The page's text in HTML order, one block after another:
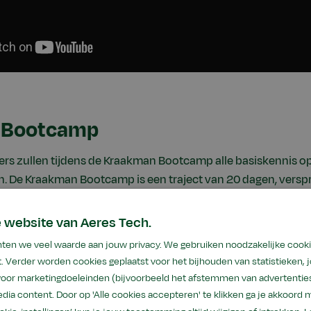
zullen tijdens de Kraakman Bootcamp alle basiskennis
De Kraakman Bootcamp is een traject van 20 dagen,
vlot hun draai vinden bij uiteenlopende klussen in de
Directeur Kraakman B.V.: “De techniek in de
en de kennis die je nodig hebt om een allround
dagelijks uitgebreid. Dit merken onze leerling monteurs
van Aeres Tech.
we veel waarde aan jouw privacy. We gebruiken noodzakelijke
Verder worden cookies geplaatst voor het bijhouden van statistieken,
marketingdoeleinden (bijvoorbeeld het afstemmen van
content. Door op 'Alle cookies accepteren' te klikken ga je akkoord